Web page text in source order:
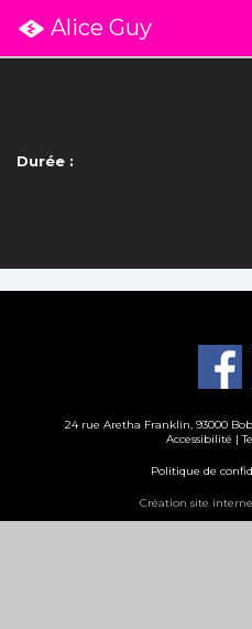
Alice Guy
Durée :
24 rue Aretha Franklin, 93000
Accessibilité |
Politique de
Création site